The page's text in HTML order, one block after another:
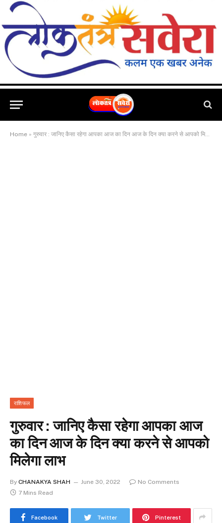
Home » गुरुवार : जानिए कैसा रहेगा आपका आज का दिन आज के दिन क्या करने से आपको मिलेगा लाभ
राशिफल
गुरुवार : जानिए कैसा रहेगा आपका आज
का दिन आज के दिन क्या करने से आपको
मिलेगा लाभ
By CHANAKYA SHAH June 30, 2022
No Comments
7 Mins Read
Facebook Twitter Pinterest